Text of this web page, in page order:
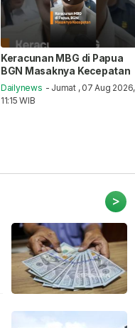
Keracunan MBG di Papua
BGN Masaknya Kecepatan
Dailynews - Jumat , 07 Aug 2026,
11:15 WIB
>